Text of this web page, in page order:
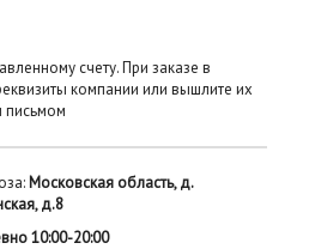
счету. При заказе в
компании или вышлите их
письмом
Московская область, д.
д.8
10:00-20:00